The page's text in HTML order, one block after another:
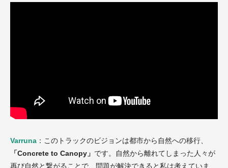
Varruna ：このトラックのビジョンは都市から自然への移行、
「Concrete to Canopy」 です。自然から離れてしまった人々が
再び自然と繋がることで、問題が解決できると私は考えていま